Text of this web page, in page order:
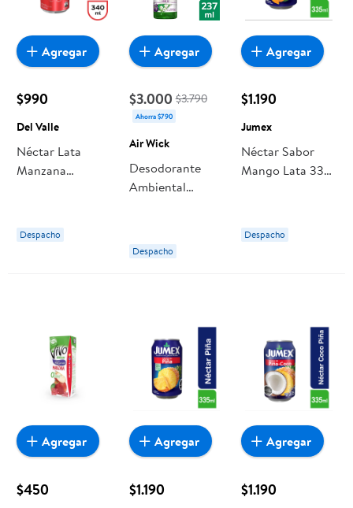
$990
Del Valle
Néctar Lata
Manzana
Despacho
Agregar
$3.000 $3.790
Ahorra $790
Air Wick
Desodorante
Ambiental
Olores Lavanda
Y Lirios Del Valle
Despacho
Agregar
$1.190
Jumex
Néctar Sabor
Mango Lata 335
Despacho
Agregar
$450
Agregar
$1.190
Agregar
$1.190
Agregar